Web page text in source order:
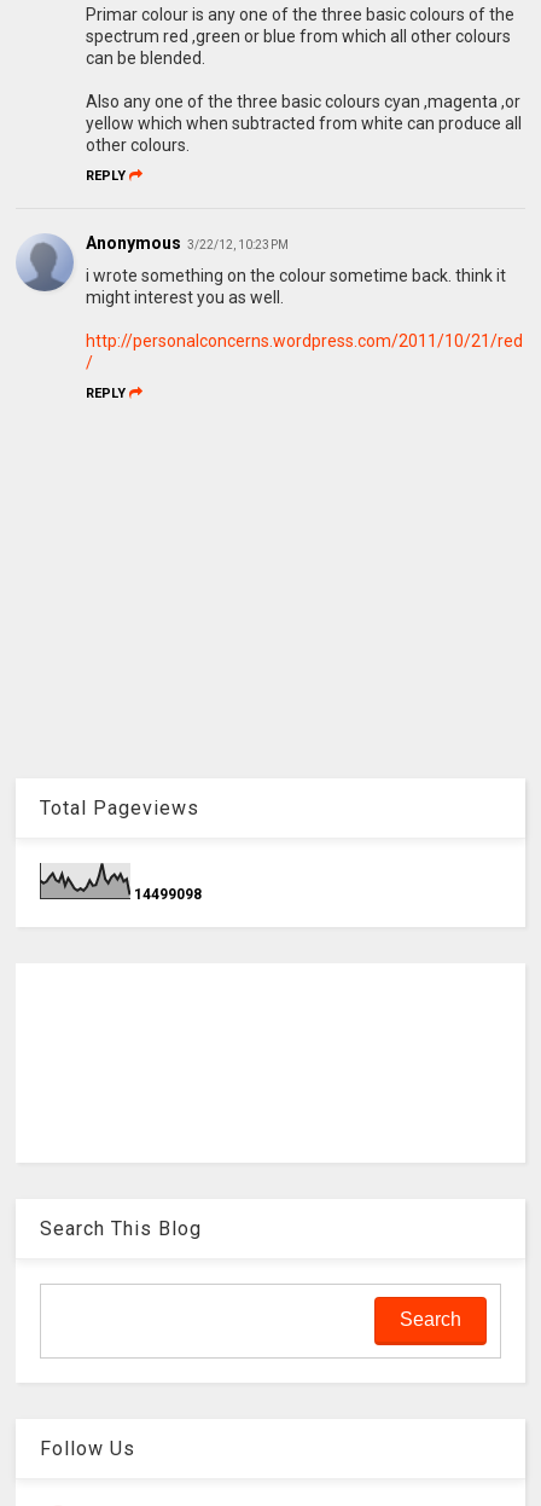
Primar colour is any one of the three basic colours of the
spectrum red ,green or blue from which all other colours
can be blended.
Also any one of the three basic colours cyan ,magenta ,or
yellow which when subtracted from white can produce all
other colours.
REPLY
Anonymous 3/22/12, 10:23 PM
i wrote something on the colour sometime back. think it
might interest you as well.
http://personalconcerns.wordpress.com/2011/10/21/red
/
REPLY
Total Pageviews
14499098
Search This Blog
Follow Us